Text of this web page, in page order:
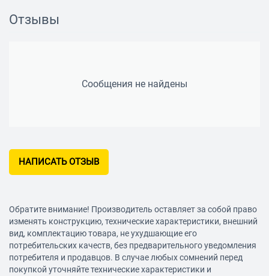
Отзывы
Сообщения не найдены
НАПИСАТЬ ОТЗЫВ
Обратите внимание! Производитель оставляет за собой право
изменять конструкцию, технические характеристики, внешний
вид, комплектацию товара, не ухудшающие его
потребительских качеств, без предварительного уведомления
потребителя и продавцов. В случае любых сомнений перед
покупкой уточняйте технические характеристики и